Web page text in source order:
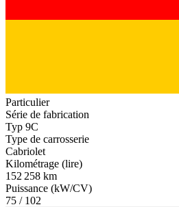
Particulier
Série de fabrication
Typ 9C
Type de carrosserie
Cabriolet
Kilométrage (lire)
152 258 km
Puissance (kW/CV)
75 / 102